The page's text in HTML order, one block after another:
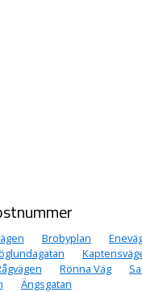
Brobyplan
Rönna Väg
Ängsgatan